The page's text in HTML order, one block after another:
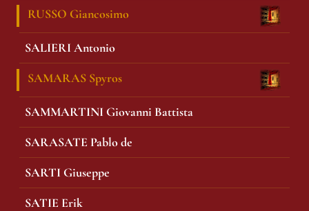
RUSSO Giancosimo
SALIERI Antonio
SAMARAS Spyros
SAMMARTINI Giovanni Battista
SARASATE Pablo de
SARTI Giuseppe
SATIE Erik